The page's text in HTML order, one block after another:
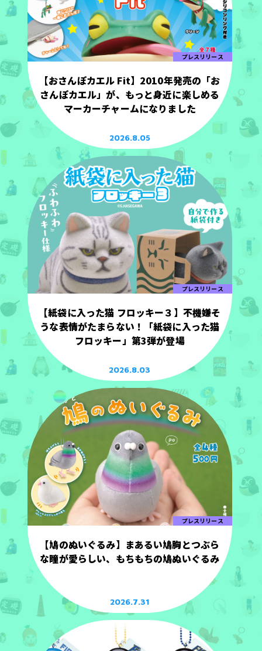
プレスリリース
【おさんぽカエル Fit】2010年発売の「お
さんぽカエル」が、もっと身近に楽しめる
マーカーチャームになりました
2026.8.05
プレスリリース
【紙袋に入った猫 フロッキー３】不機嫌そ
うな表情がたまらない！「紙袋に入った猫
フロッキー」第3弾が登場
2026.8.03
プレスリリース
【鳩のぬいぐるみ】まあるい鳩胸とつぶら
な瞳が愛らしい、もちもちの鳩ぬいぐるみ
2026.7.31